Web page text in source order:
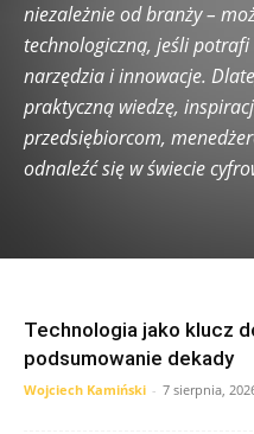
niezależnie od branży –
technologiczną, jeśli
narzędzia i innowacje.
praktyczną wiedzę,
przedsiębiorcom,
odnaleźć się w świecie
Technologia jako klucz
podsumowanie dekady
Wojciech Kamiński - 7 sierpnia,